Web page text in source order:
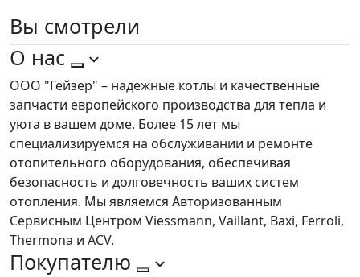
Вы смотрели
О нас
ООО "Гейзер" – надежные котлы и качественные
запчасти европейского производства для тепла и
уюта в вашем доме. Более 15 лет мы
специализируемся на обслуживании и ремонте
отопительного оборудования, обеспечивая
безопасность и долговечность ваших систем
отопления. Мы являемся Авторизованным
Сервисным Центром Viessmann, Vaillant, Baxi, Ferroli,
Thermona и ACV.
Покупателю